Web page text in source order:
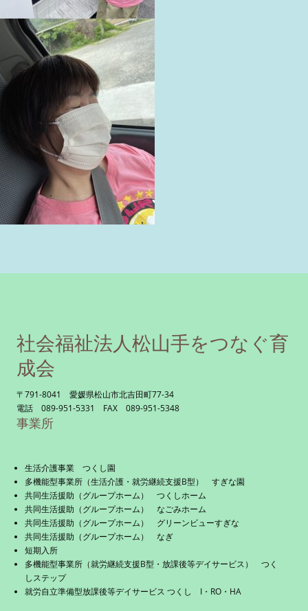
社会福祉法人松山手をつなぐ育
成会
〒791-8041 愛媛県松山市北吉田町77-34
電話 089-951-5331 FAX 089-951-5348
事業所
生活介護事業 つくし園
多機能型事業所（生活介護・就労継続支援B型） すぎな園
共同生活援助（グループホーム） つくしホーム
共同生活援助（グループホーム） なごみホーム
共同生活援助（グループホーム） グリーンビューすぎな
共同生活援助（グループホーム） なぎ
短期入所
多機能型事業所（就労継続支援B型・放課後等デイサービス） つく
しステップ
就労自立準備型放課後等デイサービス つくし I・RO・HA